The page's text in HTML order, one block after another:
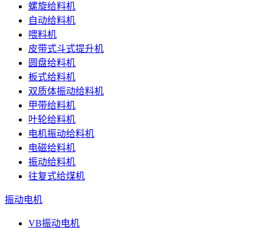
螺旋给料机
自动给料机
喂料机
皮带式斗式提升机
圆盘给料机
板式给料机
双质体振动给料机
甲带给料机
叶轮给料机
电机振动给料机
电磁给料机
振动给料机
往复式给煤机
振动电机
VB振动电机